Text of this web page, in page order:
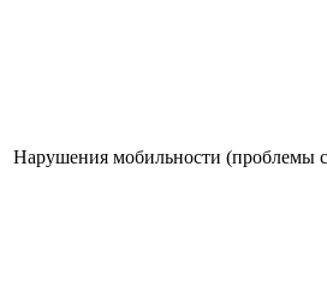
Нарушения мобильности (проблемы